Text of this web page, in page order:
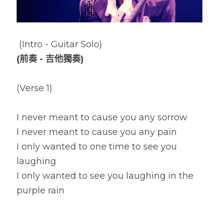
(Intro - Guitar Solo)
(前奏 - 吉他獨奏)
(Verse 1)
I never meant to cause you any sorrow
I never meant to cause you any pain
I only wanted to one time to see you
laughing
I only wanted to see you laughing in the
purple rain